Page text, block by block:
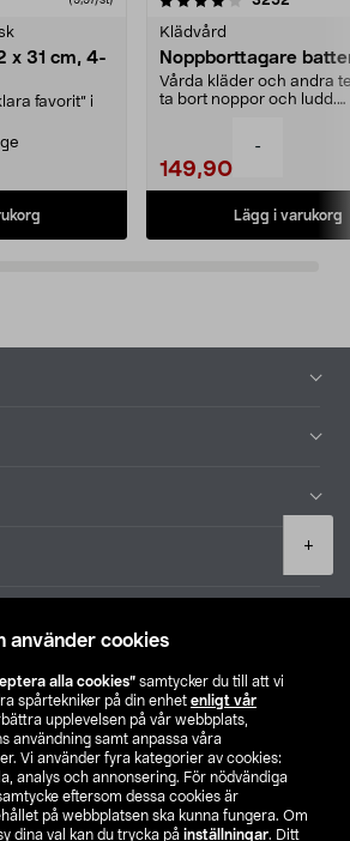
använder cookies
alla cookies” samtycker du till att vi
spårtekniker på din enhet enligt vår
upplevelsen på vår webbplats,
användning samt anpassa våra
Vi använder fyra kategorier av cookies:
analys och annonsering. För nödvändiga
eftersom dessa cookies är
på webbplatsen ska kunna fungera. Om
dina val kan du trycka på inställningar. Ditt
-
+
x 31 cm, 4-
favorit” i
Klädvård
Noppborttagare
Vårda kläder och andra
ta bort noppor och ludd.
149,90
Lägg i varukorg
Hitta butik
SE NO FI